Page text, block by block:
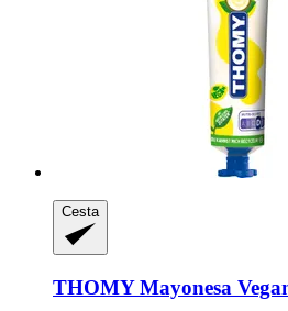
Cesta
THOMYMayonesa